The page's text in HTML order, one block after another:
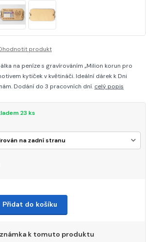
produkt
na peníze s gravírováním „Milion korun pro
kytiček v květináči. Ideální dárek k Dni
Dodání do 3 pracovních dní. celý popis
23 ks
Přidat do košíku
k tomuto produktu